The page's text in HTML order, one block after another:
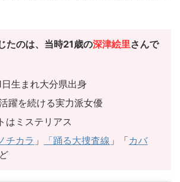
たのは、当時21歳の深津絵里さんで
日生まれ大分県出身
躍を続ける実力派女優
はミステリアス
チカラ 」 「踊る大捜査線 」「カバ